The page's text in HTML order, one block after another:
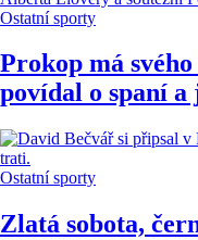
Ostatní sporty
Prokop má
povídal o spaní
Ostatní sporty
Zlatá sobota,